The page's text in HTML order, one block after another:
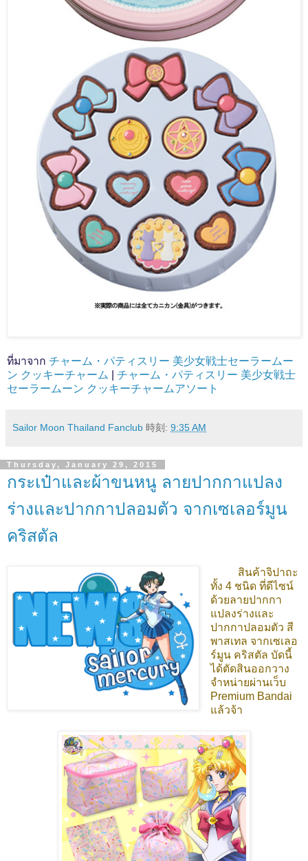
ที่มาจาก チャーム・パティスリー 美少女戦士セーラームー
ン クッキーチャーム
チャーム・パティスリー 美少女戦士
セーラームーン クッキーチャームアソート
Sailor Moon Thailand Fanclub 時刻: 9:35 AM
Thursday, January 29, 2015
กระเป๋าและผ้าขนหนู ลายปากกาแปลง
ร่างและปากกาปลอมตัว จากเซเลอร์มูน
คริสตัล
สินค้าจิปาถะ
ทั้ง 4 ชนิด ที่ดีไซน์
ด้วยลายปากกา
แปลงร่างและ
ปากกาปลอมตัว สี
พาสเทล จากเซเลอ
ร์มูน คริสตัล บัดนี้
ได้ตัดสินออกวาง
จำหน่ายผ่านเว็บ
Premium Bandai
แล้วจ้า